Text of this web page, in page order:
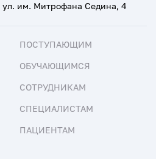
ул. им. Митрофана Седина, 4
ПОСТУПАЮЩИМ
ОБУЧАЮЩИМСЯ
СОТРУДНИКАМ
СПЕЦИАЛИСТАМ
ПАЦИЕНТАМ